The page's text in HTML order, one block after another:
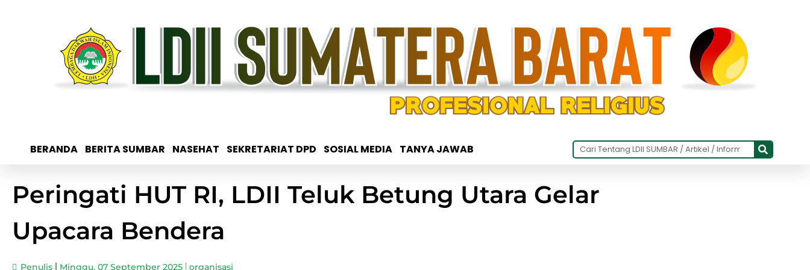
BERANDA BERITA SUMBAR NASEHAT SEKRETARIAT DPD SOSIAL MEDIA TANYA JAWAB
Peringati HUT RI, LDII Teluk Betung Utara Gelar
Upacara Bendera
Penulis Minggu, 07 September 2025 organisasi